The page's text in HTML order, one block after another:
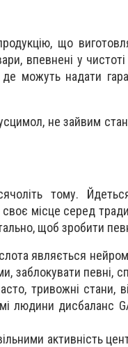
що
впевнені у
можуть надати
не зайвим
тому.
місце серед
щоб зробити
являється
заблокувати певні,
тривожні стани,
людини дисбаланс
активність